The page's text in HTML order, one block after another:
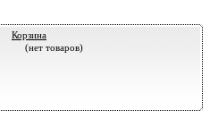
Корзина
(нет товаров)